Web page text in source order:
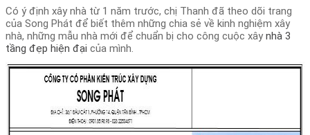
Có ý định xây nhà từ 1 năm trước, chị Thanh đã theo dõi trang
của Song Phát để biết thêm những chia sẻ về kinh nghiệm xây
nhà, những mẫu nhà mới để chuẩn bị cho công cuộc xâynhà 3
tầng đẹp hiện đại của mình.